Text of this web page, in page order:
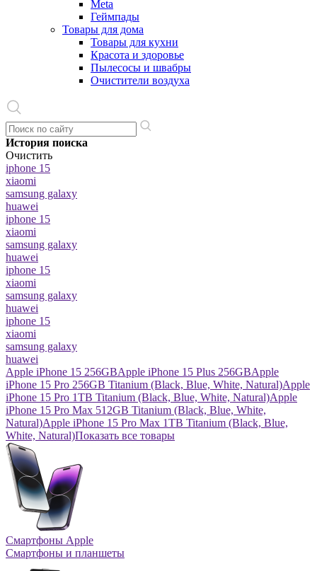
Meta
Геймпады
Товары для дома
Товары для кухни
Красота и здоровье
Пылесосы и швабры
Очистители воздуха
История поиска
Очистить
iphone 15
xiaomi
samsung galaxy
huawei
iphone 15
xiaomi
samsung galaxy
huawei
iphone 15
xiaomi
samsung galaxy
huawei
iphone 15
xiaomi
samsung galaxy
huawei
Apple iPhone 15 256GBApple iPhone 15 Plus 256GBApple
iPhone 15 Pro 256GB Titanium (Black, Blue, White, Natural)Apple
iPhone 15 Pro 1TB Titanium (Black, Blue, White, Natural)Apple
iPhone 15 Pro Max 512GB Titanium (Black, Blue, White,
Natural)Apple iPhone 15 Pro Max 1TB Titanium (Black, Blue,
White, Natural)Показать все товары
Смартфоны Apple
Смартфоны и планшеты